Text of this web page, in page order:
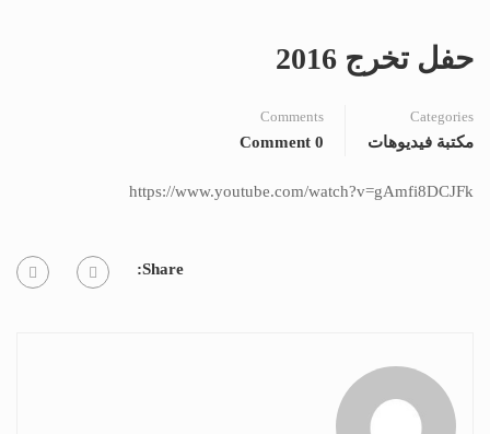
حفل تخرج 2016
Categories
مكتبة فيديوهات
Comments
0 Comment
https://www.youtube.com/watch?v=gAmfi8DCJFk
Share: